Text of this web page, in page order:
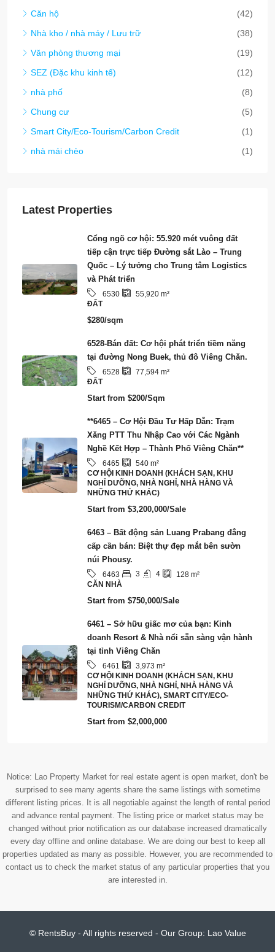
Latest Properties
tiếp cận trực tiếp Đường sắt Lào – Trung
Quốc – Lý tưởng cho Trung tâm Logistics
6528-Bán đất: Cơ hội phát triển tiềm năng
Xăng PTT Thu Nhập Cao với Các Ngành
Nghề Kết Hợp – Thành Phố Viêng Chăn**
6465 540m²
CƠ HỘI KINH DOANH (KHÁCH SẠN, KHU
NGHỈ DƯỠNG, NHÀ NGHỈ, NHÀ HÀNG VÀ
NHỮNG THỨ KHÁC)
Start from
6463 – Bất động sản Luang Prabang đẳng
cấp cần bán: Biệt thự đẹp mắt bên sườn
núi Phousy.
6463
$750,000/Sale
6461 – Sở hữu giấc mơ của bạn: Kinh
doanh Resort & Nhà nổi sẵn sàng vận hành
tại tỉnh Viêng Chăn
6461 3,973m²
CƠ HỘI KINH DOANH (KHÁCH SẠN, KHU
NGHỈ DƯỠNG, NHÀ NGHỈ, NHÀ HÀNG VÀ
TOURISM/CARBON CREDIT
$2,000,000
Notice: Lao Property Market for real estate agent is open market, don't be
surprised to see many agents share the same listings with sometime
different listing prices. It is all negotiable against the length of rental period
and advance rental payment. The listing price or market status may be
changed without prior notification as our database increased dramatically
every day offline and online database. We are doing our best to keep all
properties updated as many as possible. However, you are recommended to
contact us to check the market status of any particular properties that you
are interested in.
Tiếng Việt English ພາສາລາວ (Lao)
简体中文(Chinese (Simplified)) 한국어(Korean)
日本語( Japanese